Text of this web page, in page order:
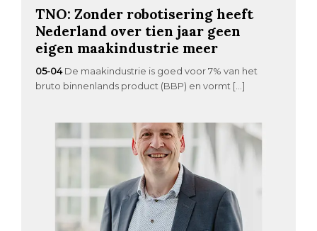
TNO: Zonder robotisering heeft
Nederland over tien jaar geen
eigen maakindustrie meer
05-04 De maakindustrie is goed voor 7% van het
bruto binnenlands product (BBP) en vormt […]